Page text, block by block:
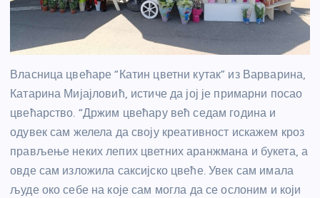
Власница цвећаре “Катин цветни кутак” из Варварина,
Катарина Мијајловић, истиче да јој је примарни посао
цвећарство. “Држим цвећару већ седам година и
одувек сам желела да своју креативност искажем кроз
прављење неких лепих цветних аранжмана и букета, а
овде сам изложила саксијско цвеће. Увек сам имала
људе око себе на које сам могла да се ослоним и који